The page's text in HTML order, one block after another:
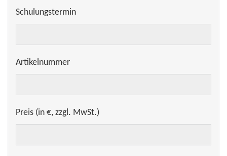
Schulungstermin
Artikelnummer
Preis (in €, zzgl. MwSt.)